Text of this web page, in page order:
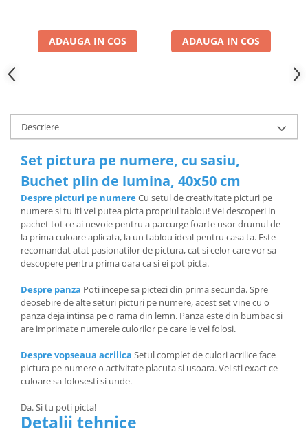
ADAUGA IN COS ADAUGA IN COS
Descriere
Set pictura pe numere, cu sasiu,
Buchet plin de lumina, 40x50 cm
Despre picturi pe numereCu setul de creativitate picturi pe
numere si tu iti vei putea picta propriul tablou! Vei descoperi in
pachet tot ce ai nevoie pentru a parcurge foarte usor drumul de
la prima culoare aplicata, la un tablou ideal pentru casa ta. Este
recomandat atat pasionatilor de pictura, cat si celor care vor sa
descopere pentru prima oara ca si ei pot picta.
Despre panza Poti incepe sa pictezi din prima secunda. Spre
deosebire de alte seturi picturi pe numere, acest set vine cu o
panza deja intinsa pe o rama din lemn. Panza este din bumbac si
are imprimate numerele culorilor pe care le vei folosi.
Despre vopseaua acrilica Setul complet de culori acrilice face
pictura pe numere o activitate placuta si usoara. Vei sti exact ce
culoare sa folosesti si unde.
Da. Si tu poti picta!
Detalii tehnice